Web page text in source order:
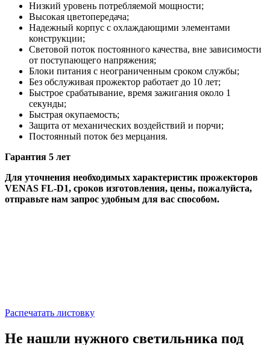
Низкий уровень потребляемой мощности;
Высокая цветопередача;
Надежный корпус с охлаждающими элементами
конструкции;
Световой поток постоянного качества, вне зависимости
от поступающего напряжения;
Блоки питания с неограниченным сроком службы;
Без обслуживая прожектор работает до 10 лет;
Быстрое срабатывание, время зажигания около 1
секунды;
Быстрая окупаемость;
Защита от механических воздействий и порчи;
Постоянный поток без мерцания.
Гарантия 5 лет
Для уточнения необходимых характеристик прожекторов
VENAS FL-D1, сроков изготовления, цены, пожалуйста,
отправьте нам запрос удобным для вас способом.
Распечатать листовку
Не нашли нужного светильника под